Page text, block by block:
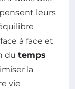
leurs
à face et
du temps
la
vie